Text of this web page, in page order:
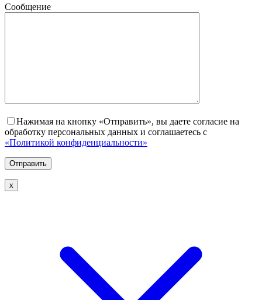
Сообщение
Нажимая на кнопку «Отправить», вы даете согласие на
обработку персональных данных и соглашаетесь с
«Политикой конфиденциальности»
х